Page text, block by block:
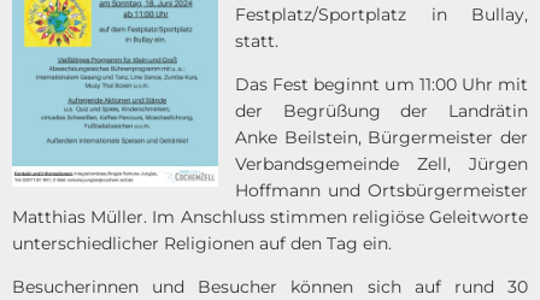
Festplatz/Sportplatz in Bullay,
statt.
Das Fest beginnt um 11:00 Uhr mit
der Begrüßung der Landrätin
Anke Beilstein, Bürgermeister der
Verbandsgemeinde Zell, Jürgen
Hoffmann und Ortsbürgermeister
Matthias Müller. Im Anschluss stimmen religiöse Geleitworte
unterschiedlicher Religionen auf den Tag ein.
Besucherinnen und Besucher können sich auf rund 30